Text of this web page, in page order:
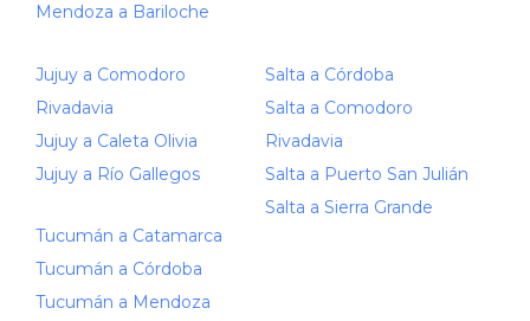
Mendoza a Bariloche
Jujuy a Comodoro
Rivadavia
Jujuy a Caleta Olivia
Jujuy a Río Gallegos
Tucumán a Catamarca
Tucumán a Córdoba
Tucumán a Mendoza
Salta a Córdoba
Salta a Comodoro
Rivadavia
Salta a Puerto San Julián
Salta a Sierra Grande